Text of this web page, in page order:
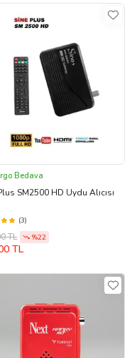
Bedava
SM2500 HD Uydu Alıcısı
(3)
TL %22
TL